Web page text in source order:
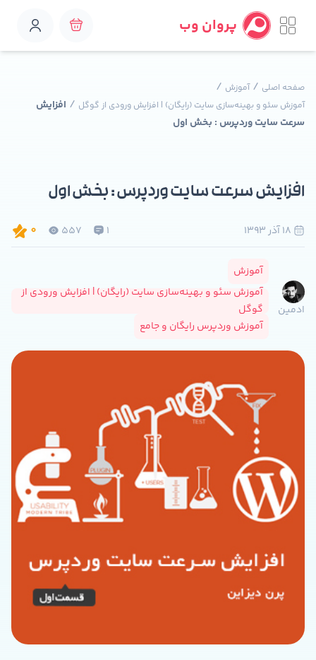
پروان وب
صفحه اصلی /آموزش /
آموزش سئو و بهینه‌سازی سایت (رایگان) | افزایش ورودی از گوگل / افزایش
سرعت سایت وردپرس : بخش اول
1
557
0
افزایش سرعت سایت وردپرس : بخش اول
ادمین
آموزش
آموزش سئو و بهینه‌سازی سایت (رایگان) | افزایش ورودی از
گوگل
آموزش وردپرس رایگان و جامع